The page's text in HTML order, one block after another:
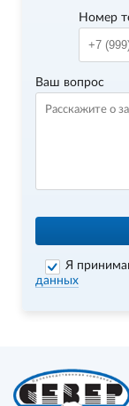
Номер
Ваш вопрос
Я
данных